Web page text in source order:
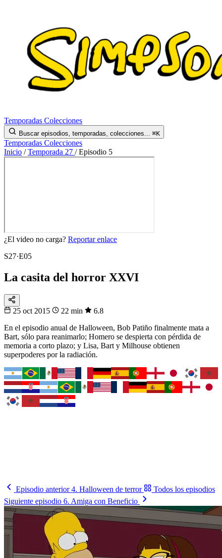
Temporadas Colecciones
Buscar episodios, temporadas, colecciones... ⌘K
Temporadas Colecciones
Inicio / Temporada 27 / Episodio 5
¿El video no carga? Reportar enlace
S27·E05
La casita del horror XXVI
25 oct 2015 22 min
6.8
En el episodio anual de Halloween, Bob Patiño finalmente mata a
Bart, sólo para reanimarlo; Homero se despierta con pérdida de
memoria a corto plazo; y Lisa, Bart y Milhouse obtienen
superpoderes por la radiación.
Episodio anterior4. Halloween de terror
Todos los episodios
Siguiente episodio 6. Amiga con Beneficio